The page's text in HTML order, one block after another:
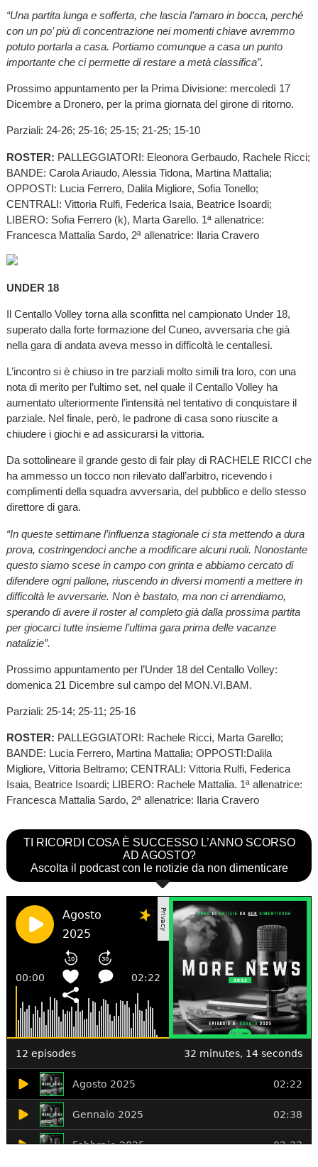
“Una partita lunga e sofferta, che lascia l’amaro in bocca, perché
con un po’ più di concentrazione nei momenti chiave avremmo
potuto portarla a casa. Portiamo comunque a casa un punto
importante che ci permette di restare a metà classifica”.
Prossimo appuntamento per la Prima Divisione: mercoledì 17
Dicembre a Dronero, per la prima giornata del girone di ritorno.
Parziali: 24-26; 25-16; 25-15; 21-25; 15-10
ROSTER: PALLEGGIATORI: Eleonora Gerbaudo, Rachele Ricci;
BANDE: Carola Ariaudo, Alessia Tidona, Martina Mattalia;
OPPOSTI: Lucia Ferrero, Dalila Migliore, Sofia Tonello;
CENTRALI: Vittoria Rulfi, Federica Isaia, Beatrice Isoardi;
LIBERO: Sofia Ferrero (k), Marta Garello. 1ª allenatrice:
Francesca Mattalia Sardo, 2ª allenatrice: Ilaria Cravero
UNDER 18
Il Centallo Volley torna alla sconfitta nel campionato Under 18,
superato dalla forte formazione del Cuneo, avversaria che già
nella gara di andata aveva messo in difficoltà le centallesi.
L’incontro si è chiuso in tre parziali molto simili tra loro, con una
nota di merito per l’ultimo set, nel quale il Centallo Volley ha
aumentato ulteriormente l’intensità nel tentativo di conquistare il
parziale. Nel finale, però, le padrone di casa sono riuscite a
chiudere i giochi e ad assicurarsi la vittoria.
Da sottolineare il grande gesto di fair play di RACHELE RICCI che
ha ammesso un tocco non rilevato dall’arbitro, ricevendo i
complimenti della squadra avversaria, del pubblico e dello stesso
direttore di gara.
“In queste settimane l’influenza stagionale ci sta mettendo a dura
prova, costringendoci anche a modificare alcuni ruoli. Nonostante
questo siamo scese in campo con grinta e abbiamo cercato di
difendere ogni pallone, riuscendo in diversi momenti a mettere in
difficoltà le avversarie. Non è bastato, ma non ci arrendiamo,
sperando di avere il roster al completo già dalla prossima partita
per giocarci tutte insieme l’ultima gara prima delle vacanze
natalizie”.
Prossimo appuntamento per l’Under 18 del Centallo Volley:
domenica 21 Dicembre sul campo del MON.VI.BAM.
Parziali: 25-14; 25-11; 25-16
ROSTER: PALLEGGIATORI: Rachele Ricci, Marta Garello;
BANDE: Lucia Ferrero, Martina Mattalia; OPPOSTI:Dalila
Migliore, Vittoria Beltramo; CENTRALI: Vittoria Rulfi, Federica
Isaia, Beatrice Isoardi; LIBERO: Rachele Mattalia. 1ª allenatrice:
Francesca Mattalia Sardo, 2ª allenatrice: Ilaria Cravero
TI RICORDI COSA È SUCCESSO L’ANNO SCORSO
AD AGOSTO?
Ascolta il podcast con le notizie da non dimenticare